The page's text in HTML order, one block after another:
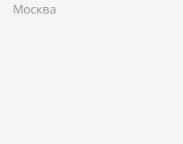
Москва